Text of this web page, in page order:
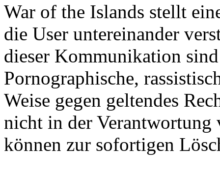
War of the Islands stellt
die User untereinander
dieser Kommunikation
Pornographische,
Weise gegen geltendes
nicht in der Verantwortung
können zur sofortigen